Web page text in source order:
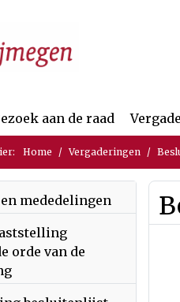
pagina
aan de raad
Home Vergaderingen
mededelingen
orde van de